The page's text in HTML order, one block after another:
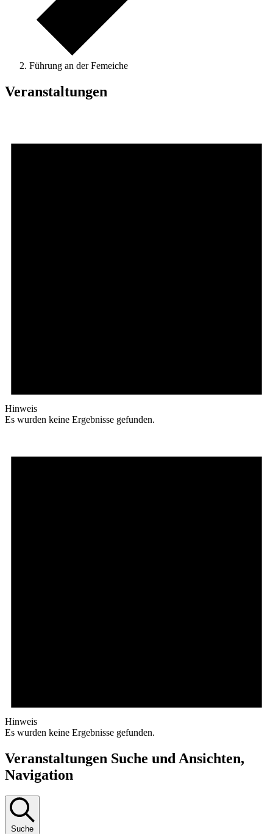
Führung an der Femeiche
Veranstaltungen
Hinweis
Es wurden keine Ergebnisse gefunden.
Hinweis
Es wurden keine Ergebnisse gefunden.
Veranstaltungen Suche und Ansichten,
Navigation
Suche